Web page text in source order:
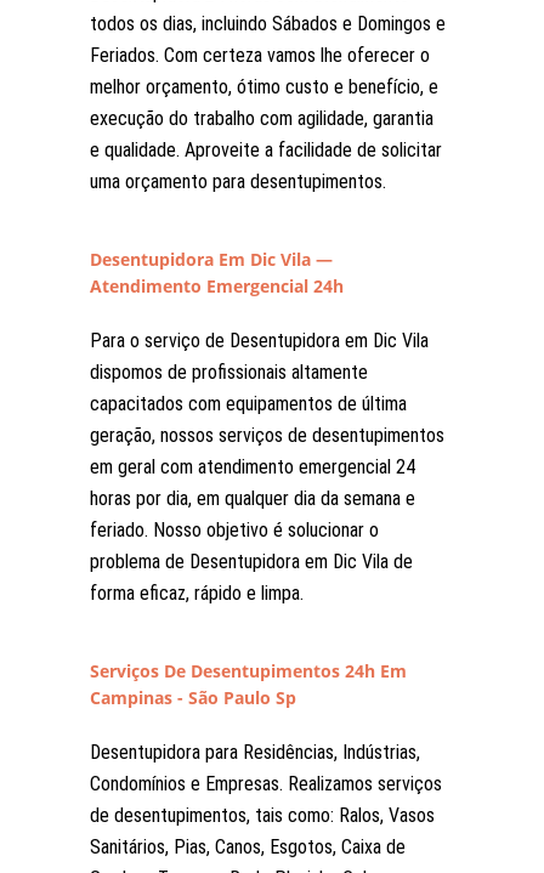
todos os dias, incluindo Sábados e Domingos e
Feriados. Com certeza vamos lhe oferecer o
melhor orçamento, ótimo custo e benefício, e
execução do trabalho com agilidade, garantia
e qualidade. Aproveite a facilidade de solicitar
uma orçamento para desentupimentos.
Desentupidora Em Dic Vila —
Atendimento Emergencial 24h
Para o serviço de Desentupidora em Dic Vila
dispomos de profissionais altamente
capacitados com equipamentos de última
geração, nossos serviços de desentupimentos
em geral com atendimento emergencial 24
horas por dia, em qualquer dia da semana e
feriado. Nosso objetivo é solucionar o
problema de Desentupidora em Dic Vila de
forma eficaz, rápido e limpa.
Serviços De Desentupimentos 24h Em
Campinas - São Paulo Sp
Desentupidora para Residências, Indústrias,
Condomínios e Empresas. Realizamos serviços
de desentupimentos, tais como: Ralos, Vasos
Sanitários, Pias, Canos, Esgotos, Caixa de